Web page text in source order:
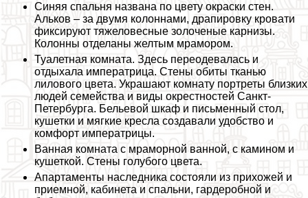
Синяя спальня названа по цвету окраски стен.
Альков – за двумя колоннами, драпировку кровати
фиксируют тяжеловесные золоченые карнизы.
Колонны отделаны желтым мрамором.
Туалетная комната. Здесь переодевалась и
отдыхала императрица. Стены обиты тканью
лилового цвета. Украшают комнату портреты близких
людей семейства и виды окрестностей Санкт-
Петербурга. Бельевой шкаф и письменный стол,
кушетки и мягкие кресла создавали удобство и
комфорт императрицы.
Ванная комната с мраморной ванной, с камином и
кушеткой. Стены гoлyбого цвета.
Апартаменты наследника состояли из прихожей и
приемной, кабинета и спальни, гардеробной и